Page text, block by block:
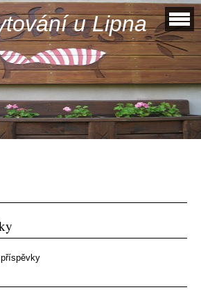
u Lipna